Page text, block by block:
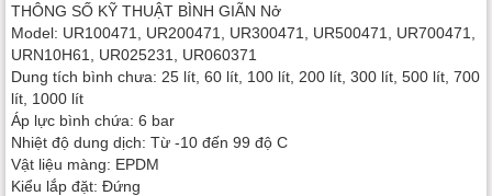
THÔNG SỐ KỸ THUẬT BÌNH GIÃN Nở
Model: UR100471, UR200471, UR300471, UR500471, UR700471,
URN10H61, UR025231, UR060371
Dung tích bình chưa: 25 lít, 60 lít, 100 lít, 200 lít, 300 lít, 500 lít, 700
lít, 1000 lít
Áp lực bình chứa: 6 bar
Nhiệt độ dung dịch: Từ -10 đến 99 độ C
Vật liệu màng: EPDM
Kiểu lắp đặt: Đứng